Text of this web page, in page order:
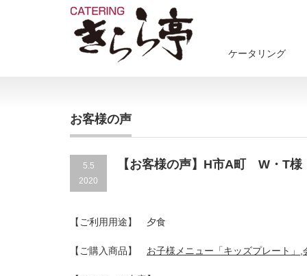
ケータリング
お客様の声
5.5
2020
【お客様の声】H市A町 W・T様
【ご利用用途】 夕食
【ご購入商品】 お子様メニュー「キッズプレート」